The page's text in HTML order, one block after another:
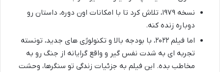
نسخه ۱۹۷۹، تلاش کرد تا با امکانات اون دوره، داستان رو
دوباره زنده کنه.
اما فیلم ۲۰۲۲، با بودجه بالا و تکنولوژی های جدید، تونسته
تجربه ای به شدت نفس گیر و واقع گرایانه از جنگ رو به
مخاطب بده. این فیلم به جزئیات زندگی تو سنگرها، وحشت